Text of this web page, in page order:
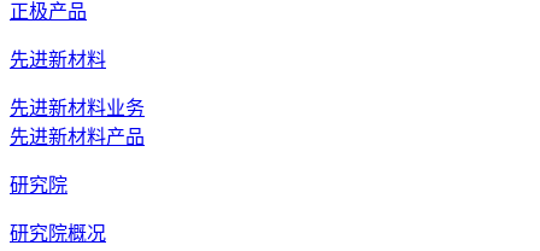
正极产品
先进新材料
先进新材料业务
先进新材料产品
研究院
研究院概况